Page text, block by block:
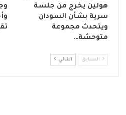
هولين يخرج من جلسة
سرية بشأن السودان
ويتحدث مجموعة
متوحشة…
السابق التالي